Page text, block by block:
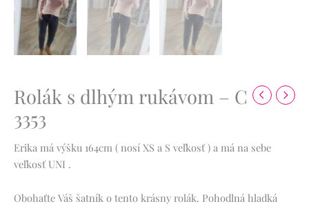
Rolák s dlhým rukávom – C
3353
Erika má výšku 164cm ( nosí XS a S veľkosť ) a má na sebe
veľkosť UNI .
Obohaťte Váš šatník o tento krásny rolák. Pohodlná hladká